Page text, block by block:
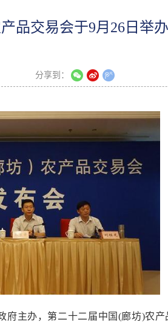
品交易会于9月26日举办
分享到：
主办，第二十二届中国(廊坊)农产